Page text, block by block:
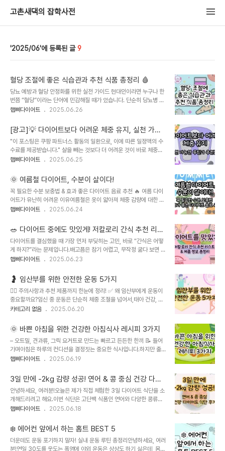
고촌새댁의 잡학사전
2025/06 9
혈당 조절에 좋은 식습관과 추천 식품 총정리 🩸
당뇨 예방과 혈당 안정화를 위한 실전 가이드 현대인이라면 누구나 한
번쯤 “혈당”이라는 단어에 민감해질 때가 있습니다. 단순히 당뇨병 환
자뿐만 아니라, 다이어트 중이거나 피로를 자주 느끼는 사람, 가족력
인 식습관 팁과 함께 추천 식품 리스트를 정리해볼게요. 🔍 혈당 조절
이 왜 중요한가요?혈당은 말 그대로 혈액 속에 포함된 포도당의 농도
를 말합니다. 우리가 음식을 먹으면 탄수화물이 분해되어 포도당이 혈
액 속으로 들어가고, 이 포도당을 인슐린이 세포로 옮겨 에너지로 사용
하게 됩니다.하지만 이런 과정이 원활하지 않으면 혈당이 급상승하거
급격한 혈당 상승 → 인슐린 과다 ..
햅삐다이어트 2025.06.26
[광고]💡 다이어트보다 어려운 체중 유지, 실천 가능
한 루틴과 추천템은?
"이 포스팅은 쿠팡 파트너스 활동의 일환으로, 이에 따른 일정액의 수
수료를 제공받습니다." 살을 빼는 것보다 더 어려운 것이 바로 체중을
유지하는 것입니다. 특히 다이어트를 끝낸 후 요요 없이 건강한 몸을
아야 해요.이 글에서는 지속 가능한 체중 관리 루틴과 함께, 일상 속에
서 바로 실천할 수 있는 팁, 그리고 실제로 도움되는 추천 제품들까지
함께 소개할게요.🍽️ PART 1. 체중 유지를 위한 건강한 식습관체중 유
지를 위한 식단은 단순히 "적게 먹는 것"이 아니라, 균형 있게 영양소
를 섭취하고 꾸준히 유지하는 식사 패턴을 만드는 것이 핵심입니다.✅
사..
햅삐다이어트 2025.06.25
🌞 여름철 다이어트, 수분이 살이다!
꼭 필요한 수분 보충법 & 효과 좋은 다이어트 음료 추천 🔥 여름 다이
어트가 유난히 어려운 이유여름철은 옷이 얇아져 체중 감량에 대한 의
지가 강해지는 계절입니다. 하지만 동시에 다이어트 실패율도 높은 계
인한 수분 부족입맛 저하로 인한 영양 불균형더위로 인한 운동 기피그
중에서도 '수분 부족'은 여름 다이어트의 가장 큰 적입니다. 제대로 물
을 마시지 않으면 체내 순환이 떨어지고, 대사 기능도 떨어져 체지방이
잘 안 빠지는 몸이 되기 때문이죠. 💧 다이어트 중 수분이 부족하면 생
기는 문제들✅ 기초대사량 저하: 물은 대사 작용에 꼭 필요합니다. 수
픔으로 착각해 불필요한..
햅삐다이어트 2025.06.24
🥗 다이어트 중에도 맛있게! 저칼로리 간식 추천 리스
트 & 제품 정보 총정리
다이어트를 결심했을 때 가장 먼저 부딪히는 고민, 바로 “간식은 어떻
게 하지?”라는 문제입니다.배고픔은 참기 어렵고, 무작정 굶다 보면 오
히려 폭식의 유혹에 빠지기 쉽죠.그래서 오늘은 다이어트 중에도 부담
요.군것질하고 싶을 때마다 참고해 보세요!이전 포스팅에서도 TOP5
간식들 추가로 올려 둔 게 있는데, 그 글도 함께 참고해서 보시면 좋을
것 같아요~!^^ 🍿 1. 다이어트 중 간식을 먹어도 괜찮을까?많은 사람
들이 "다이어트 = 간식 금지"라고 생각하지만, 적절한 간식은 오히려
도움이 될 수 있습니다.간식의 목적은 과식 방지, 스트레스 해소, 식사
부한 간식은 ..
햅삐다이어트 2025.06.23
🤰 임산부를 위한 안전한 운동 5가지
🧘‍♀️ 주의사항과 추천 제품까지 한눈에 정리! ✅ 왜 임산부에게 운동이
중요할까요?임신 중 운동은 단순히 체중 조절을 넘어서,태아 건강, 분
만 준비, 산후 회복까지 이어지는 중요한 자기관리입니다.무리하지 않
→ 부종, 변비 완화근력 유지 → 출산 시 체력 보완자세 교정 → 요통
감소기분 안정 → 산전 우울 예방수면 질 개선하지만, 모든 운동이 안
전한 건 아니기 때문에임산부에게 적합한 운동만 골라서,안전수칙과
함께 해야 해요! 🧘‍♀️ 1. 걷기 운동 (파워 워킹 X)✔️ 설명가장 기본적이
지만 효과적인 운동!산책처럼 30분 내외로 가볍게 걷기만 해도 충분
절에도..
카테고리 없음 2025.06.20
🌞 바쁜 아침을 위한 건강한 아침식사 레시피 3가지
– 오트밀, 견과류, 그릭 요거트로 만드는 빠르고 든든한 한끼 📝 들어
가며아침은 하루의 컨디션을 결정짓는 중요한 식사입니다.하지만 출
근 준비, 아이 등교 준비 등으로 아침은 늘 시간과의 싸움이죠.그래서
운“오트밀, 견과류, 그릭 요거트” 이 세 가지 재료를 활용한 초간단 건
강 아침식사 레시피 3가지를 소개할게요. 🥣 1. 꿀&계피 오트밀죽 (따
뜻하게 먹는 아침 에너지)✅ 사용 재료귀리 오트밀 50g우유 또는 두
유 200ml꿀 1 작은 술계피 가루 약간바나나 또는 블루베리 (선택)🍽️
만드는 방법냄비에 우유(또는 두유)와 오트밀을 넣고 중약불로 끓입니
을 넣고 섞습니다.마..
햅삐다이어트 2025.06.19
3일 만에 -2kg 감량 성공! 연어 & 콩 중심 건강 다이
어트 식단 후기
안녕하세요, 여러분!오늘은 제가 직접 체험한 3일 다이어트 식단을 소
개해드리려고 해요.이번 식단은 고단백 식품인 연어와 다양한 콩류를
중심으로 한 건강한 다이어트 방법입니다.짧은 기간에 체중 감량은 물
3일 다이어트, 왜 연어와 콩인가?연어는 단순히 맛있는 생선이 아니라
오메가-3 지방산과 고품질 단백질의 훌륭한 공급원입니다.오메가-3
지방산은 체내 염증을 줄여주고 혈액 순환을 개선해주며, 다이어트 중
햅삐다이어트 2025.06.18
❄️ 에어컨 앞에서 하는 홈트 BEST 5
더운데도 운동 포기하지 말자! 실내 운동 루틴 총정리안녕하세요, 여러
분!연일 30도를 웃도는 폭염에 야외 운동은 상상도 하기 싫은데, 몸